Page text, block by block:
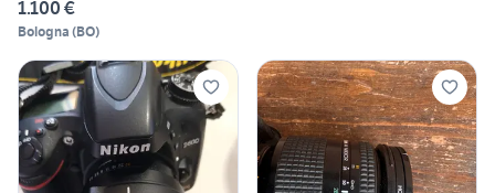
1.100 €
Bologna (BO)